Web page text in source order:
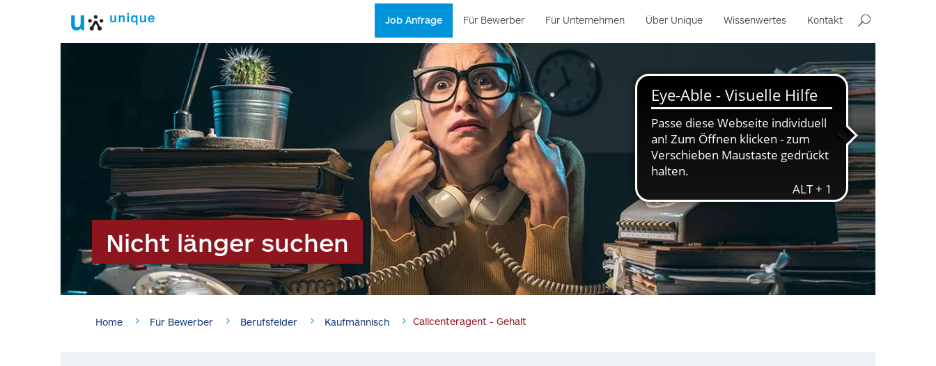
Job Anfrage Für Bewerber Für Unternehmen Über Unique Wissenwertes Kontakt
Nicht länger suchen
Home Für Bewerber Berufsfelder Kaufmännisch Callcenteragent - Gehalt